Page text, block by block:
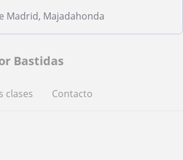
Madrid, Majadahonda
Bastidas
clases Contacto